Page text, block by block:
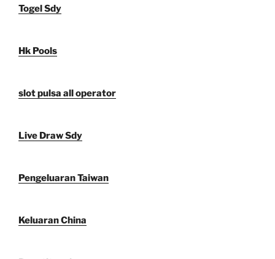
Togel Sdy
Hk Pools
slot pulsa all operator
Live Draw Sdy
Pengeluaran Taiwan
Keluaran China